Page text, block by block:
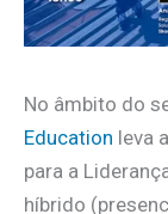
No âmbito do
Education leva
para a
híbrido